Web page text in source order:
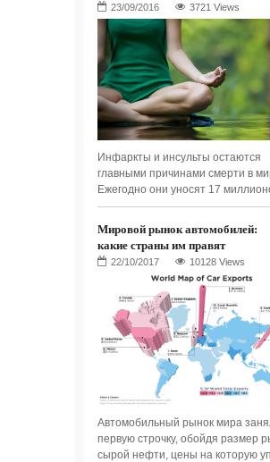
3721 Views
Инфаркты и инсульты остаются
главными причинами смерти в
Ежегодно они уносят 17
Мировой рынок автомобилей:
какие страны им правят
10128 Views
Автомобильный рынок мира
первую строчку, обойдя размер
сырой нефти, цены на которую